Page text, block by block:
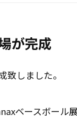
が完成
致しました。
ベースボール